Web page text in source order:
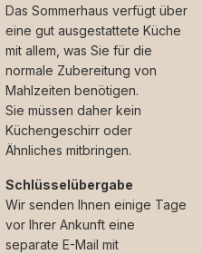
Das Sommerhaus verfügt über
eine gut ausgestattete Küche
mit allem, was Sie für die
normale Zubereitung von
Mahlzeiten benötigen.
Sie müssen daher kein
Küchengeschirr oder
Ähnliches mitbringen.
Schlüsselübergabe
Wir senden Ihnen einige Tage
vor Ihrer Ankunft eine
separate E-Mail mit